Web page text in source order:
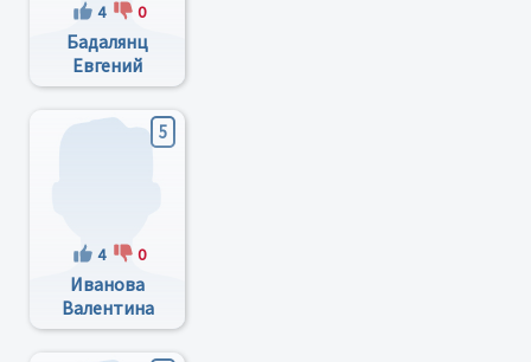
4 0
Бадалянц
Евгений
Суренович
5
4 0
Иванова
Валентина
Дмитриевна